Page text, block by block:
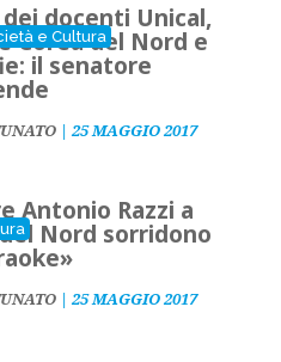
e Cultura
dei docenti Unical,
Corea del Nord e
il senatore
| 25 MAGGIO 2017
Antonio Razzi a
Nord sorridono
| 25 MAGGIO 2017